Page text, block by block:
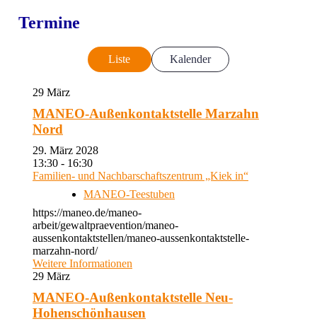
Termine
Liste Kalender
29 März
MANEO-Außenkontaktstelle Marzahn
Nord
29. März 2028
13:30 - 16:30
Familien- und Nachbarschaftszentrum „Kiek in“
MANEO-Teestuben
https://maneo.de/maneo-
arbeit/gewaltpraevention/maneo-
aussenkontaktstellen/maneo-aussenkontaktstelle-
marzahn-nord/
Weitere Informationen
29 März
MANEO-Außenkontaktstelle Neu-
Hohenschönhausen